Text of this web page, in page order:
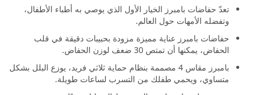
تعدّ حفاضات بامبرز الخيار الأول الذي يوصي به أطباء الأطفال،
وتفضله الأمهات حول العالم.
حفاضات بامبرز عناية مميزة مزودة بحبيبات دقيقة في قلب
الحفاض، يمكنها أن تمتص 30 ضعف لوزن الحفاض.
بامبرز مقاس 4 مصممة بنظام حماية ثلاثي فريد، يوزع البلل بشكل
متساوي، ويحمي طفلك من التسرب لساعات طويلة.